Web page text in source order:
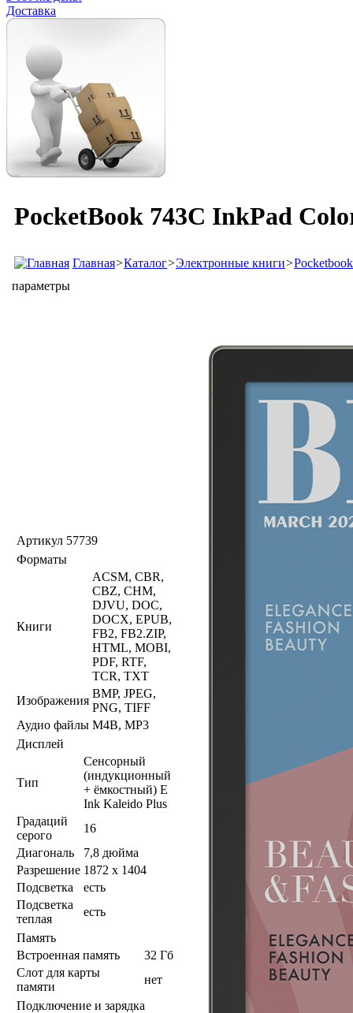
Доставка
PocketBook 743С InkPad
Главная>Каталог>Электронные книги>Pocketbook
параметры
Артикул 57739
Форматы
Книги
ACSM, CBR,
CBZ, CHM,
DJVU, DOC,
DOCX, EPUB,
FB2, FB2.ZIP,
HTML, MOBI,
PDF, RTF,
TCR, TXT
Изображения
BMP, JPEG,
PNG, TIFF
Аудио файлы M4B, MP3
Дисплей
Тип
Сенсорный
(индукционный
+ ёмкостный) E
Ink Kaleido Plus
Градаций
серого
16
Диагональ
7,8 дюйма
Разрешение 1872 х 1404
Подсветка
есть
Подсветка
теплая
есть
Память
Встроенная память
32 Гб
Слот для карты
памяти
нет
Подключение и зарядка